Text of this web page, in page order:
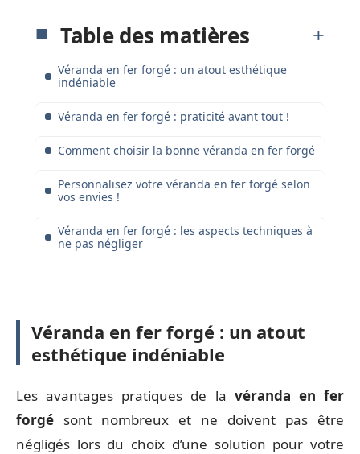
Table des matières
Véranda en fer forgé : un atout esthétique
indéniable
Véranda en fer forgé : praticité avant tout !
Comment choisir la bonne véranda en fer forgé
Personnalisez votre véranda en fer forgé selon
vos envies !
Véranda en fer forgé : les aspects techniques à
ne pas négliger
Véranda en fer forgé : un atout
esthétique indéniable
Les avantages pratiques de la véranda en fer
forgé sont nombreux et ne doivent pas être
négligés lors du choix d’une solution pour votre